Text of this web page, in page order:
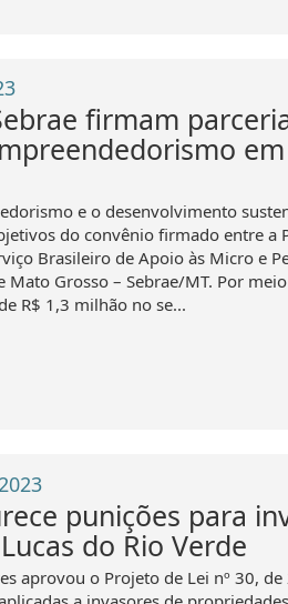
firmam
em
e o desenvolvimento
do convênio firmado entre a
Brasileiro de Apoio às Micro e
Mato Grosso – Sebrae/MT. Por
R$ 1,3 milhão no se...
punições para
do Rio Verde
aprovou o Projeto de Lei nº 30,